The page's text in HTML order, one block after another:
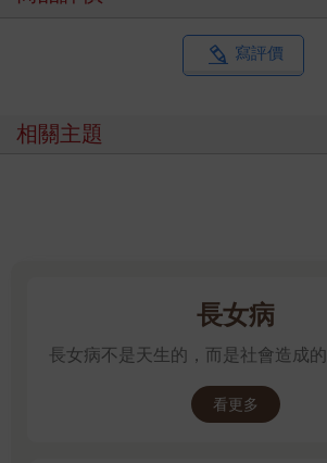
寫評價
相關主題
長女病
長女病不是天生的，而是社會造成的
看更多